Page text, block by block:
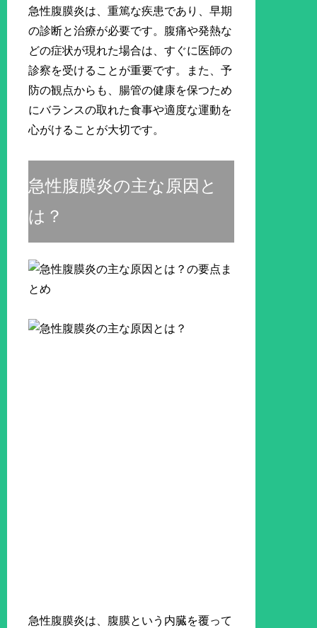
急性腹膜炎は、重篤な疾患であり、早期
の診断と治療が必要です。腹痛や発熱な
どの症状が現れた場合は、すぐに医師の
診察を受けることが重要です。また、予
防の観点からも、腸管の健康を保つため
にバランスの取れた食事や適度な運動を
心がけることが大切です。
急性腹膜炎の主な原因と
は？
急性腹膜炎は、腹膜という内臓を覆って